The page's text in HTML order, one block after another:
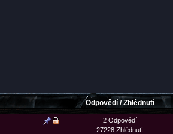
Odpovědí/Zhlédnutí
2 Odpovědí
27228 Zhlédnutí